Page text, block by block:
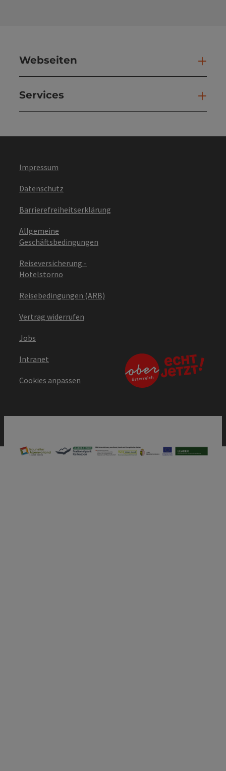
Webseiten
Services
Impressum
Datenschutz
Barrierefreiheitserklärung
Allgemeine
Geschäftsbedingungen
Reiseversicherung -
Hotelstorno
Reisebedingungen (ARB)
Vertrag widerrufen
Jobs
Intranet
Cookies anpassen